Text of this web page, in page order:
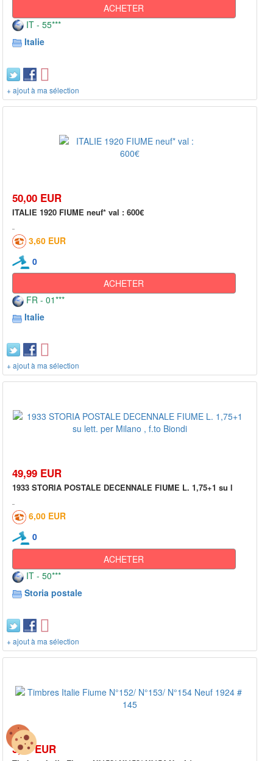
ACHETER
IT - 55***
Italie
+ ajout à ma sélection
50,00 EUR
ITALIE 1920 FIUME neuf* val : 600€
3,60 EUR
0
ACHETER
FR - 01***
Italie
+ ajout à ma sélection
49,99 EUR
1933 STORIA POSTALE DECENNALE FIUME L. 1,75+1 su l
6,00 EUR
0
ACHETER
IT - 50***
Storia postale
+ ajout à ma sélection
3,99 EUR